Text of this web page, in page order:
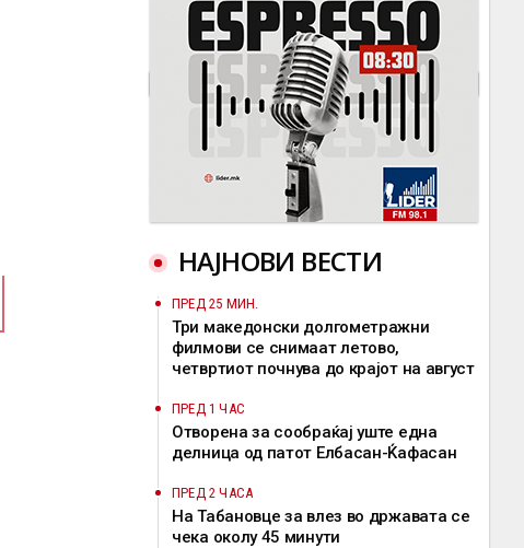
НАЈНОВИ ВЕСТИ
ПРЕД 25 МИН.
Три македонски долгометражни
филмови се снимаат летово,
четвртиот почнува до крајот на август
ПРЕД 1 ЧАС
Отворена за сообраќај уште една
делница од патот Елбасан-Ќафасан
ПРЕД 2 ЧАСА
На Табановце за влез во државата се
чека околу 45 минути